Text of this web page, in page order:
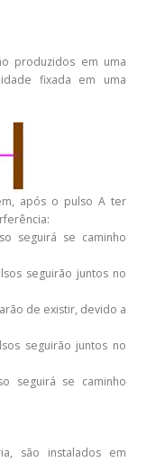
produzidos em uma
fixada em uma
após o pulso A ter
seguirá se caminho
seguirão juntos no
de existir, devido a
seguirão juntos no
seguirá se caminho
são instalados em